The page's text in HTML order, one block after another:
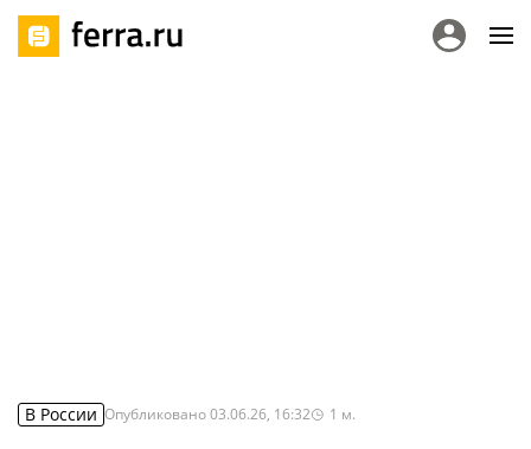
В России Опубликовано03.06.26, 16:32 1 м.